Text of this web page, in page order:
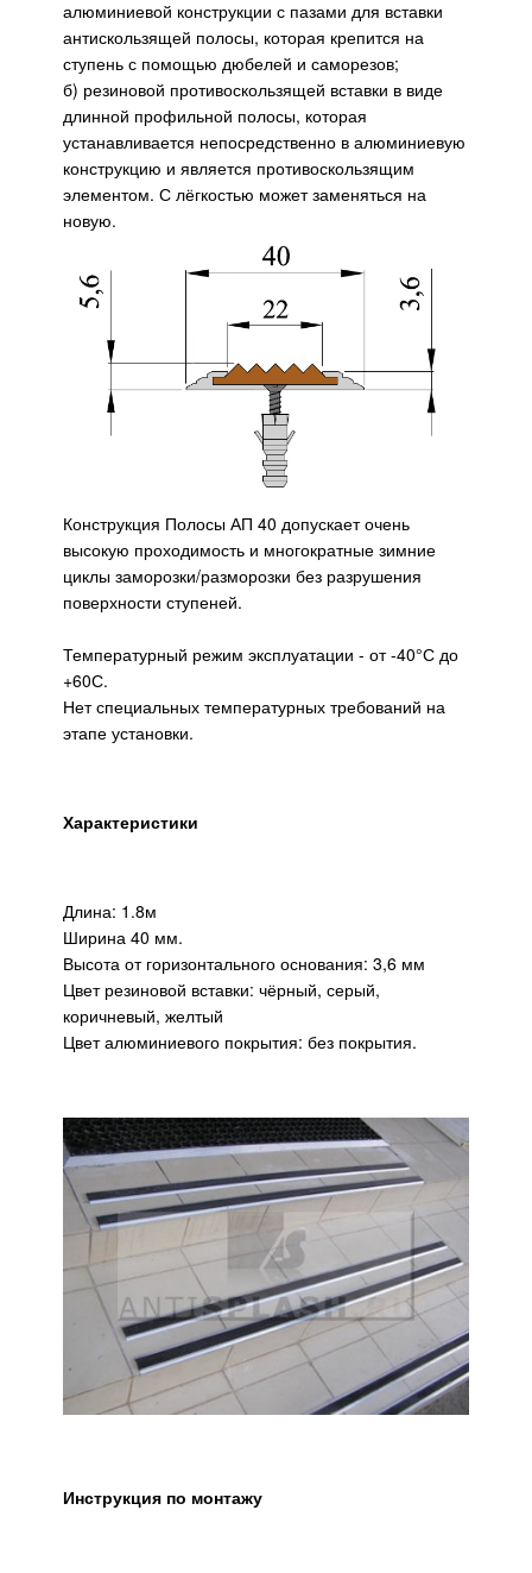
алюминиевой конструкции с пазами для вставки
антискользящей полосы, которая крепится на
ступень с помощью дюбелей и саморезов;
б) резиновой противоскользящей вставки в виде
длинной профильной полосы, которая
устанавливается непосредственно в алюминиевую
конструкцию и является противоскользящим
элементом. С лёгкостью может заменяться на
новую.
Конструкция Полосы АП 40 допускает очень
высокую проходимость и многократные зимние
циклы заморозки/разморозки без разрушения
поверхности ступеней.
Температурный режим эксплуатации - от -40°С до
+60С.
Нет специальных температурных требований на
этапе установки.
Характеристики
Длина: 1.8м
Ширина 40 мм.
Высота от горизонтального основания: 3,6 мм
Цвет резиновой вставки: чёрный, серый,
коричневый, желтый
Цвет алюминиевого покрытия: без покрытия.
Инструкция по монтажу